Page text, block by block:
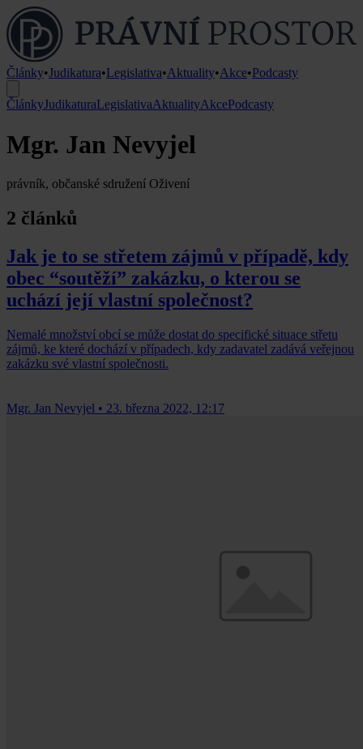
Články•Judikatura•Legislativa•Aktuality•Akce•Podcasty
ČlánkyJudikaturaLegislativaAktualityAkcePodcasty
Mgr. Jan Nevyjel
právník, občanské sdružení Oživení
2 článků
Jak je to se střetem zájmů v případě, kdy
obec “soutěží” zakázku, o kterou se
uchází její vlastní společnost?
Nemalé množství obcí se může dostat do specifické situace střetu
zájmů, ke které dochází v případech, kdy zadavatel zadává veřejnou
zakázku své vlastní společnosti.
Mgr. Jan Nevyjel • 23. března 2022, 12:17